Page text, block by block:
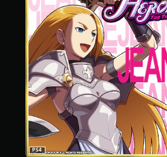
s
e
m
u
m
t
o
t
a
l
d
e
6
PS4